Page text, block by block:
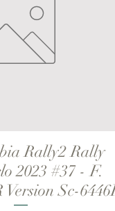
rápida
Rally2 Rally
2023 #37 - F.
Sc-